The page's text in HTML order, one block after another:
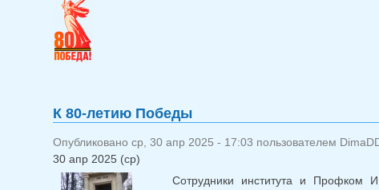
К 80-летию Победы
Опубликовано ср, 30 апр 2025 - 17:03 пользователем
30 апр 2025 (ср)
Сотрудники института и Профком